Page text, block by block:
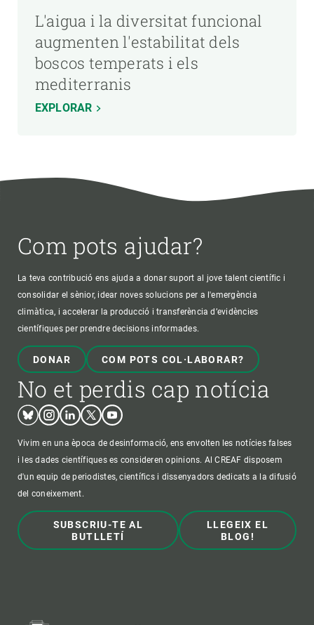
L'aigua i la diversitat funcional
augmenten l'estabilitat dels
boscos temperats i els
mediterranis
EXPLORAR
Com pots ajudar?
La teva contribució ens ajuda a donar suport al jove talent científic i
consolidar el sènior, idear noves solucions per a l'emergència
climàtica, i accelerar la producció i transferència d’evidències
científiques per prendre decisions informades.
DONAR COM POTS COL·LABORAR?
No et perdis cap notícia
BlueskyInstagram
LinkedinTwitterYoutube
Vivim en una època de desinformació, ens envolten les notícies falses
i les dades científiques es consideren opinions. Al CREAF disposem
d'un equip de periodistes, científics i dissenyadors dedicats a la difusió
del coneixement.
SUBSCRIU-TE AL
BUTLLETÍ
LLEGEIX EL
BLOG!